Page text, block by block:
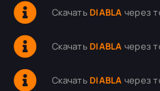
Скачать DIABLA через
Скачать DIABLA через
Скачать DIABLA через